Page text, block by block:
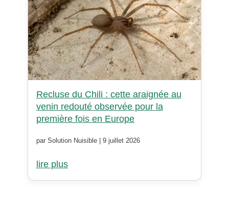
Recluse du Chili : cette araignée au
venin redouté observée pour la
première fois en Europe
par Solution Nuisible | 9 juillet 2026
lire plus